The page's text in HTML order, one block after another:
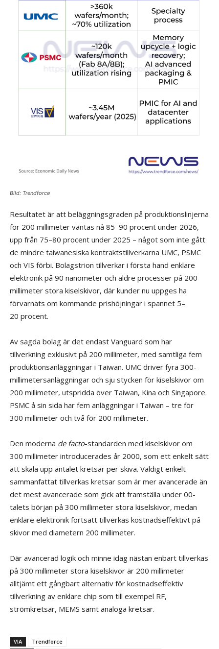
Bild: Trendforce
Resultatet är att beläggningsgraden på produktionslinjerna
för 200 millimeter väntas nå 85–90 procent under 2026,
upp från 75–80 procent under 2025 – något som inte gått
de mindre taiwanesiska kontraktstillverkarna UMC, PSMC
och VIS förbi. Bolagstrion tillverkar i första hand enklare
elektronik på 90 nanometer och äldre processer på 200
millimeter stora kiselskivor, där kunder nu uppges ha
förvarnats om kommande prishöjningar i spannet 5–
20 procent.
Av sagda bolag är det endast Vanguard som har
tillverkning exklusivt på 200 millimeter, med samtliga fem
produktionsanläggningar i Taiwan. UMC driver fyra 300-
millimetersanläggningar och sju stycken för kiselskivor om
200 millimeter, utspridda över Taiwan, Kina och Singapore.
PSMC å sin sida har fem anläggningar i Taiwan – tre för
300 millimeter och två för 200 millimeter.
Den moderna de facto-standarden med kiselskivor om
300 millimeter introducerades år 2000, som ett enkelt sätt
att skala upp antalet kretsar per skiva. Väldigt enkelt
sammanfattat tillverkas kretsar som är mer avancerade än
det mest avancerade som gick att framställa under 00-
talets början på 300 millimeter stora kiselskivor, medan
enklare elektronik fortsatt tillverkas kostnadseffektivt på
skivor med diametern 200 millimeter.
Där avancerad logik och minne idag nästan enbart tillverkas
på 300 millimeter stora kiselskivor är 200 millimeter
alltjämt ett gångbart alternativ för kostnadseffektiv
tillverkning av enklare chip som till exempel RF,
strömkretsar, MEMS samt analoga kretsar.
VIA Trendforce